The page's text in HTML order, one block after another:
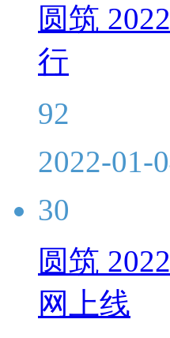
圆筑
行
92
2022-01-
30
圆筑
网上线